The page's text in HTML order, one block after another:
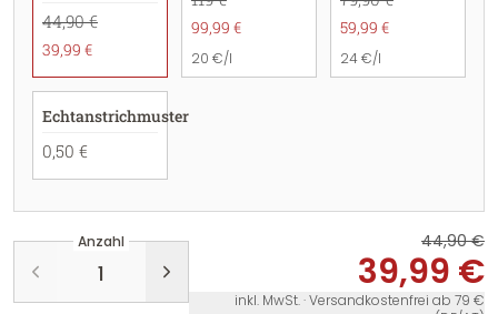
44,90 €
39,99 €
99,99 €
20 €/l
59,99 €
24 €/l
Echtanstrichmuster
0,50 €
Anzahl 44,90 €
39,99 €
inkl. MwSt. · Versandkostenfrei ab 79 €